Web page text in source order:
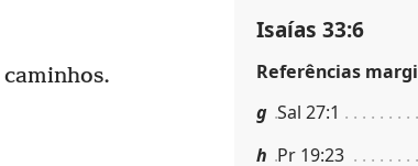
Isaías 33:6
Referências
g Sal 27:1
h Pr 19:23